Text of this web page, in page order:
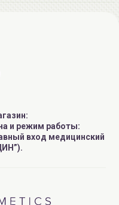
и режим работы:
вход медицинский